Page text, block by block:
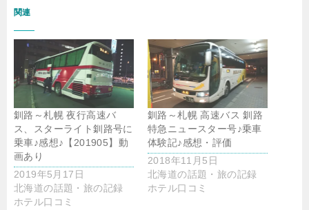
関連
釧路～札幌 夜行高速バ
ス、スターライト釧路号に
乗車♪感想♪【201905】動
画あり
2019年5月17日
北海道の話題・旅の記録
ホテル口コミ
釧路～札幌 高速バス 釧路
特急ニュースター号♪乗車
体験記♪感想・評価
2018年11月5日
北海道の話題・旅の記録
ホテル口コミ